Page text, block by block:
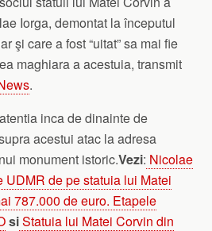
Iorga, demontat la începutul
şi care a fost “uitat” sa mai fie
maghiara a acestuia, transmit
.
inca de dinainte de
acestui atac la adresa
monument istoric.Vezi: Nicolae
UDMR de pe statuia lui Matei
787.000 de euro. Etapele
siStatuia lui Matei Corvin din